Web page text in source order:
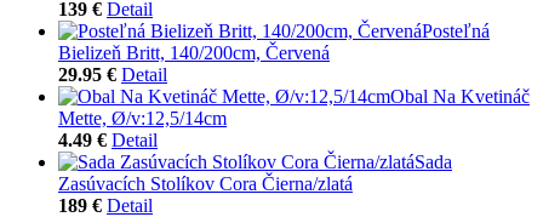
139 € Detail
Posteľná
Bielizeň Britt, 140/200cm, Červená
29.95 € Detail
Obal Na Kvetináč
Mette, Ø/v:12,5/14cm
4.49 € Detail
Sada
Zasúvacích Stolíkov Cora Čierna/zlatá
189 € Detail